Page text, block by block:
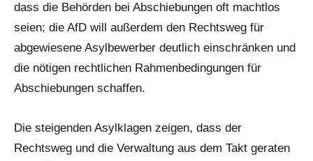
dass die Behörden bei Abschiebungen oft machtlos
seien; die AfD will außerdem den Rechtsweg für
abgewiesene Asylbewerber deutlich einschränken und
die nötigen rechtlichen Rahmenbedingungen für
Abschiebungen schaffen.
Die steigenden Asylklagen zeigen, dass der
Rechtsweg und die Verwaltung aus dem Takt geraten